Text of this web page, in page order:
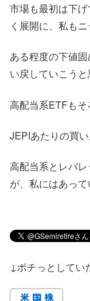
市場も最初は下
く展開に、私もニ
ある程度の下値
い戻していこうと
高配当系ETFもそ
JEPIあたりの買い
高配当系とレバ
が、私にはあって
↓ポチっとしてい